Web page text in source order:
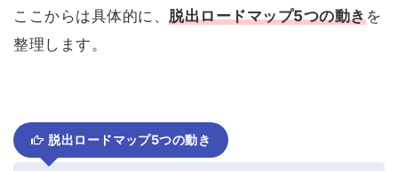
ここからは具体的に、脱出ロードマップ5つの動きを
整理します。
脱出ロードマップ5つの動き